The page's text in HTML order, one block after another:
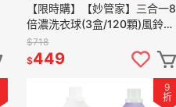
【限時購】【妙管家】三合一8
倍濃洗衣球(3盒/120顆)風鈴草
#抗菌/護色/除臭(免運)
$718
$449
9
折